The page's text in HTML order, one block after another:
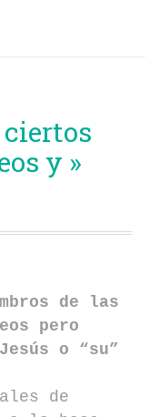
y »
de las
pero
o “su”
de